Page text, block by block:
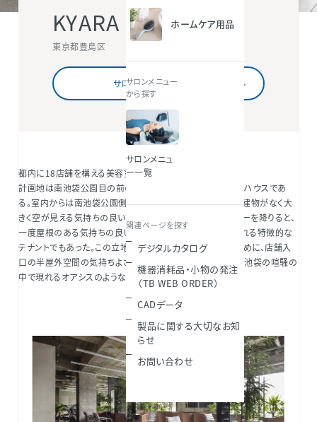
ホームケア用品
サロンメニュー
から探す
サロンメニュ
ー一覧
関連ページを探す
デジタルカタログ
機器消耗品・小物の発注
（TB WEB ORDER）
CADデータ
製品に関する大切なお知
らせ
お問い合わせ
KYARA HALF
東京都豊島区
サロン情報を詳しくみる
都内に18店舗を構える美容室の移転増床の内装計画。
計画地は南池袋公園目の前のテナントビル7階にあるペントハウスであ
る。室内からは南池袋公園側に開けており、市役所まで高い建物がなく大
きく空が見える気持ちの良い空間であった。7Fのエレベーターを降りると、
一度屋根のある気持ちの良い屋外に出て、店舗の入口が現れる特徴的な
テナントでもあった。この立地のメリットを最大限に活かすために、店舗入
口の半屋外空間の気持ちよさをそのまま室内まで取り込み、池袋の喧騒の
中で現れるオアシスのような空間にしたいと考えた。